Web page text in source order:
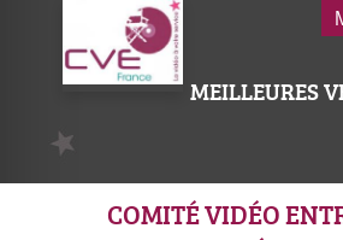
contenu
principal
MEILLEURES
COMITÉ VIDÉO